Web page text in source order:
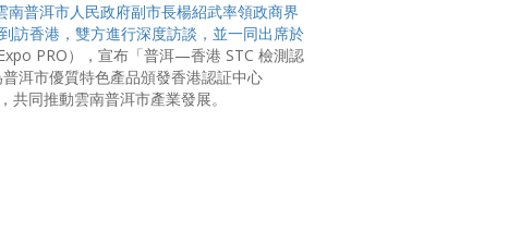
南普洱市人民政府副市長楊紹武率領政商界
訪香港，雙方進行深度訪談，並一同出席於
PRO），宣布「普洱—香港 STC 檢測認
洱市優質特色產品頒發香港認証中心
共同推動雲南普洱市產業發展。